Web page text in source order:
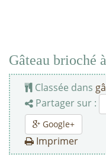
Gâteau brioché
Classée dans
Partager sur :
Google+
Imprimer